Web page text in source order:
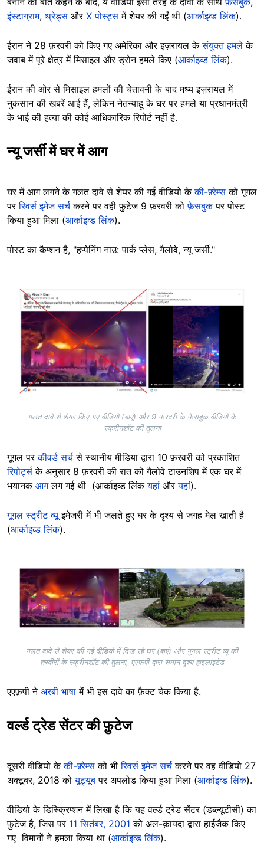
इंस्टाग्राम, थ्रेड्स और X पोस्ट्स में शेयर की गईं थी (आर्काइव्ड लिंक).
ईरान ने 28 फ़रवरी को किए गए अमेरिका और इज़रायल केसंयुक्त हमले के
जवाब में पूरे क्षेत्र में मिसाइल और ड्रोन हमले किए (आर्काइव्ड लिंक).
ईरान की ओर से मिसाइल हमलों की चेतावनी के बाद मध्य इज़रायल में
नुकसान की खबरें आई हैं, लेकिन नेतन्याहू के घर पर हमले या प्रधानमंत्री
के भाई की हत्या की कोई आधिकारिक रिपोर्ट नहीं है.
न्यू जर्सी में घर में आग
घर में आग लगने के गलत दावे से शेयर की गई वीडियो केकी-फ़्रेम्स को गूगल
पररिवर्स इमेज सर्च करने पर वही फ़ुटेज 9 फ़रवरी कोफ़ेसबुकपर पोस्ट
किया हुआ मिला (आर्काइव्ड लिंक).
पोस्ट का कैप्शन है, "हप्पेनिंग नाउ: पार्क प्लेस, गैलोवे, न्यू जर्सी."
Image
गलत दावे से शेयर किए गए वीडियो (बाएं) और 9 फ़रवरी के फ़ेसबुक वीडियो के
स्क्रीनशॉट की तुलना
गूगल परकीवर्ड सर्च से स्थानीय मीडिया द्वारा 10 फ़रवरी को प्रकाशित
रिपोर्ट्स के अनुसार 8 फ़रवरी की रात को गैलोवे टाउनशिप में एक घर में
भयानक आगलग गई थी (आर्काइव्ड लिंकयहां औरयहां).
गूगल स्ट्रीट व्यू इमेजरी में भी जलते हुए घर के दृश्य से जगह मेल खाती है
(आर्काइव्ड लिंक).
Image
गलत दावे से शेयर की गई वीडियो में दिख रहे घर (बाएं) और गूगल स्ट्रीट व्यू की
तस्वीरों के स्क्रीनशॉट की तुलना, एएफपी द्वारा समान दृश्य हाइलाइटेड
एएफ़पी ने अरबी भाषा में भी इस दावे का फ़ैक्ट चेक किया है.
वर्ल्ड ट्रेड सेंटर की फ़ुटेज
दूसरी वीडियो केकी-फ़्रेम्स को भीरिवर्स इमेज सर्च करने पर वह वीडियो 27
अक्टूबर, 2018 कोयूट्यूब पर अपलोड किया हुआ मिला (आर्काइव्ड लिंक).
वीडियो के डिस्क्रिप्शन में लिखा है कि यह वर्ल्ड ट्रेड सेंटर (डब्ल्यूटीसी) का
फ़ुटेज है, जिस पर 11 सितंबर, 2001 को अल-क़ायदा द्वारा हाईजैक किए
गए विमानों ने हमला किया था (आर्काइव्ड लिंक).